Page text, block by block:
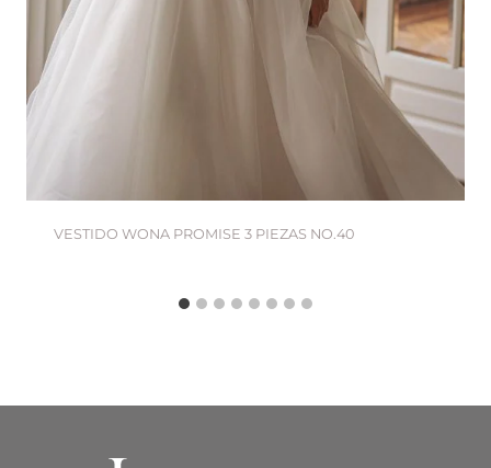
VESTIDO WONA PROMISE 3 PIEZAS NO.40